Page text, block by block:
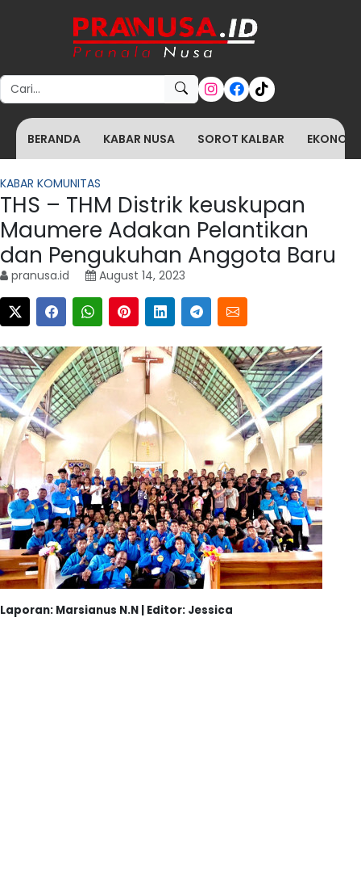
Search for:
BERANDA KABAR NUSA SOROT KALBAR
KABAR KOMUNITAS
THS – THM Distrik keuskupan
Maumere Adakan Pelantikan
dan Pengukuhan Anggota Baru
pranusa.id August 14, 2023
Laporan: Marsianus N.N | Editor: Jessica